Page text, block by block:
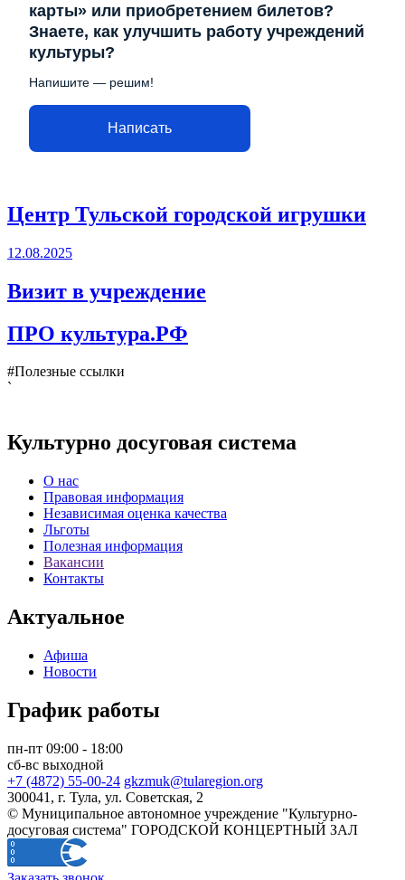
карты» или приобретением билетов?
Знаете, как улучшить работу учреждений
культуры?
Напишите — решим!
Написать
Центр Тульской городской игрушки
12.08.2025
Визит в учреждение
ПРО культура.РФ
#Полезные ссылки
`
Культурно досуговая система
О нас
Правовая информация
Независимая оценка качества
Льготы
Полезная информация
Вакансии
Контакты
Актуальное
Афиша
Новости
График работы
пн-пт 09:00 - 18:00
сб-вс выходной
+7 (4872) 55-00-24 gkzmuk@tularegion.org
300041, г. Тула, ул. Советская, 2
© Муниципальное автономное учреждение "Культурно-
досуговая система" ГОРОДСКОЙ КОНЦЕРТНЫЙ ЗАЛ